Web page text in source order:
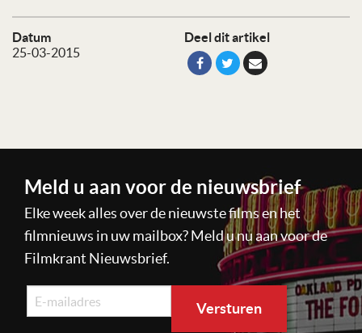
Datum
25-03-2015
Deel dit artikel
Meld u aan voor de nieuwsbrief
Elke week alles over de nieuwste films en het
filmnieuws in uw mailbox? Meld u nu aan voor de
Filmkrant Nieuwsbrief.